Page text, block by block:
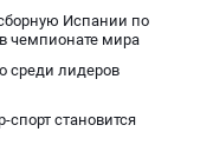
Испании по
чемпионате мира
среди лидеров
спорт становится